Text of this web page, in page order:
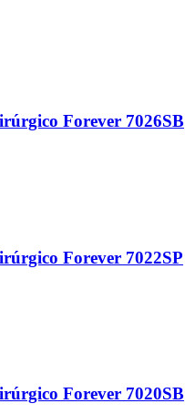
Forever 7026SB
Forever 7022SP
Forever 7020SB